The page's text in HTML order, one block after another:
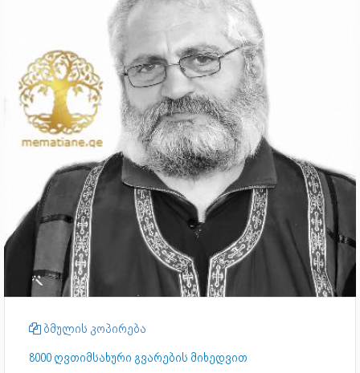
ბმულის კოპირება
8000 ღვთიმსახური გვარების მიხედვით